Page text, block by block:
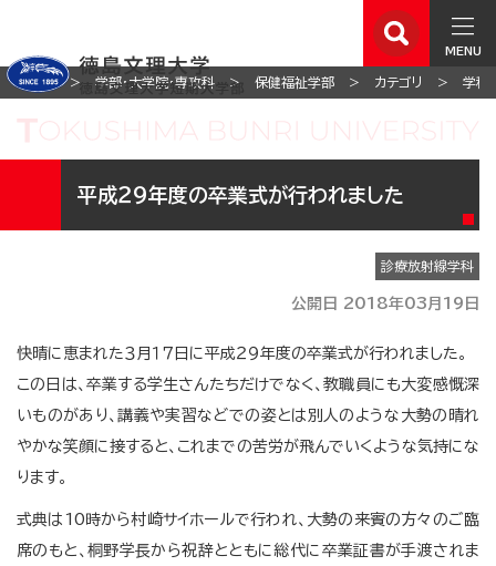
MENU
ホーム 学部・大学院・専攻科 保健福祉学部 カテゴリ 学科
平成２９年度の卒業式が行われました
診療放射線学科
公開日 2018年03月19日
快晴に恵まれた３月１７日に平成２９年度の卒業式が行われました。
この日は、卒業する学生さんたちだけでなく、教職員にも大変感慨深
いものがあり、講義や実習などでの姿とは別人のような大勢の晴れ
やかな笑顔に接すると、これまでの苦労が飛んでいくような気持にな
ります。
式典は10時から村崎サイホールで行われ、大勢の来賓の方々のご臨
席のもと、桐野学長から祝辞とともに総代に卒業証書が手渡されま